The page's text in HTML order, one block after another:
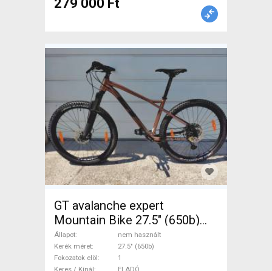
279 000 Ft
GT avalanche expert
Mountain Bike 27.5" (650b)
elöl teleszkópos nem
használt ELADÓ
Állapot
nem használt
Kerék méret
27.5" (650b)
Fokozatok elöl
1
Keres / Kínál
ELADÓ